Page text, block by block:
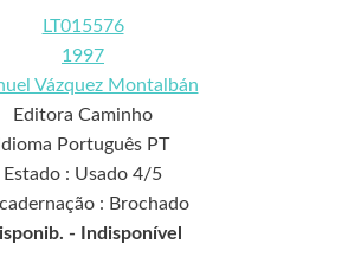
LT015576
1997
Vázquez Montalbán
Editora Caminho
Idioma Português PT
Estado : Usado 4/5
: Brochado
-
Indisponível